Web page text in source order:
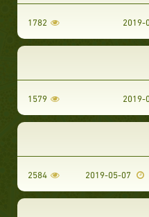
1782
1579
2584